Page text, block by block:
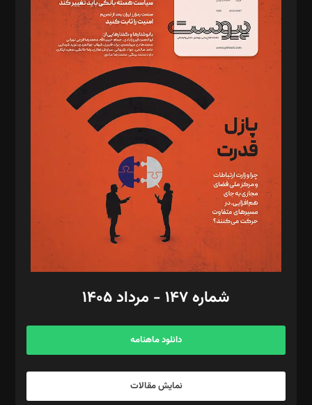
د‌بیر ناداستان: سمانه سمیع
د‌بیر خدمت و تجارت: ابوالفضل رجبی
د‌بیر حقوق فناوری: حسام‌الدین ایپکچی
د‌بیر پیوست جهان: مینا پاکدل
د‌بیر تحریریه آنلاین: بابک نقاش
تحریریه‌: مجتبی محمود‌ی، آرش برهمند، یسنا امان‌پور، سروش کرمیان،
مصطفی مسجدی آرانی، ابوالفضل رجبی، زهرا فکرانه، فائزه فتحی
رستمی،مصطفی باستان
ویرایش: نگار استاد‌‌آقا
طراح یونیفرم: مجید توکلی
فیلمبرداری و عکاسی: امیر شفیعی، مانی لطفی زاده
گرافیک و صفحه‌آرایی: سید‌سبحان‌علی ثابت
مد‌یر توسعه تجاری: کامبیز برید‌
امور مالی: شاپور رهبری، محمد‌ کاظمی‌نیا
آگهی و مشترکین: ۰۹۱۹۹۹۹۰۴۵۴
شماره ۱۴۷ - مرداد ۱۴۰۵
دانلود ماهنامه
نمایش مقالات